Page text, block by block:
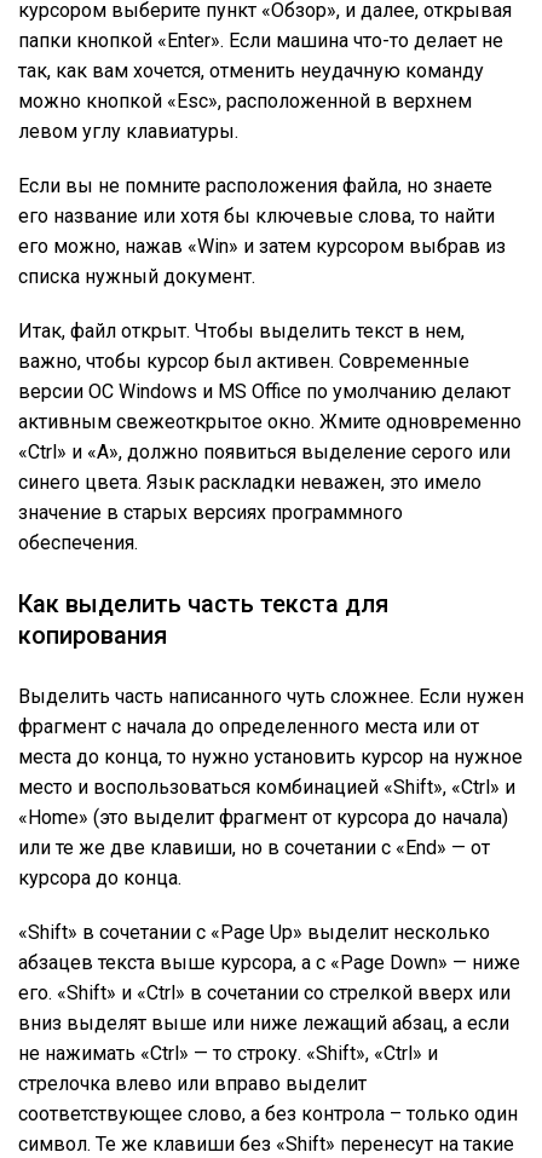
курсором выберите пункт «Обзор», и далее, открывая
папки кнопкой «Enter». Если машина что-то делает не
так, как вам хочется, отменить неудачную команду
можно кнопкой «Esc», расположенной в верхнем
левом углу клавиатуры.
Если вы не помните расположения файла, но знаете
его название или хотя бы ключевые слова, то найти
его можно, нажав «Win» и затем курсором выбрав из
списка нужный документ.
Итак, файл открыт. Чтобы выделить текст в нем,
важно, чтобы курсор был активен. Современные
версии ОС Windows и MS Office по умолчанию делают
активным свежеоткрытое окно. Жмите одновременно
«Ctrl» и «A», должно появиться выделение серого или
синего цвета. Язык раскладки неважен, это имело
значение в старых версиях программного
обеспечения.
Как выделить часть текста для
копирования
Выделить часть написанного чуть сложнее. Если нужен
фрагмент с начала до определенного места или от
места до конца, то нужно установить курсор на нужное
место и воспользоваться комбинацией «Shift», «Ctrl» и
«Home» (это выделит фрагмент от курсора до начала)
или те же две клавиши, но в сочетании с «End» — от
курсора до конца.
«Shift» в сочетании с «Page Up» выделит несколько
абзацев текста выше курсора, а с «Page Down» — ниже
его. «Shift» и «Ctrl» в сочетании со стрелкой вверх или
вниз выделят выше или ниже лежащий абзац, а если
не нажимать «Ctrl» — то строку. «Shift», «Ctrl» и
стрелочка влево или вправо выделит
соответствующее слово, а без контрола – только один
символ. Те же клавиши без «Shift» перенесут на такие